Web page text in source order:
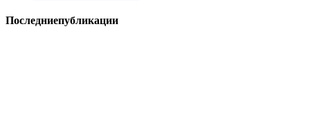
Последниепубликации